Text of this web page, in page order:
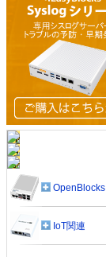
OpenBlocks
IoT関連